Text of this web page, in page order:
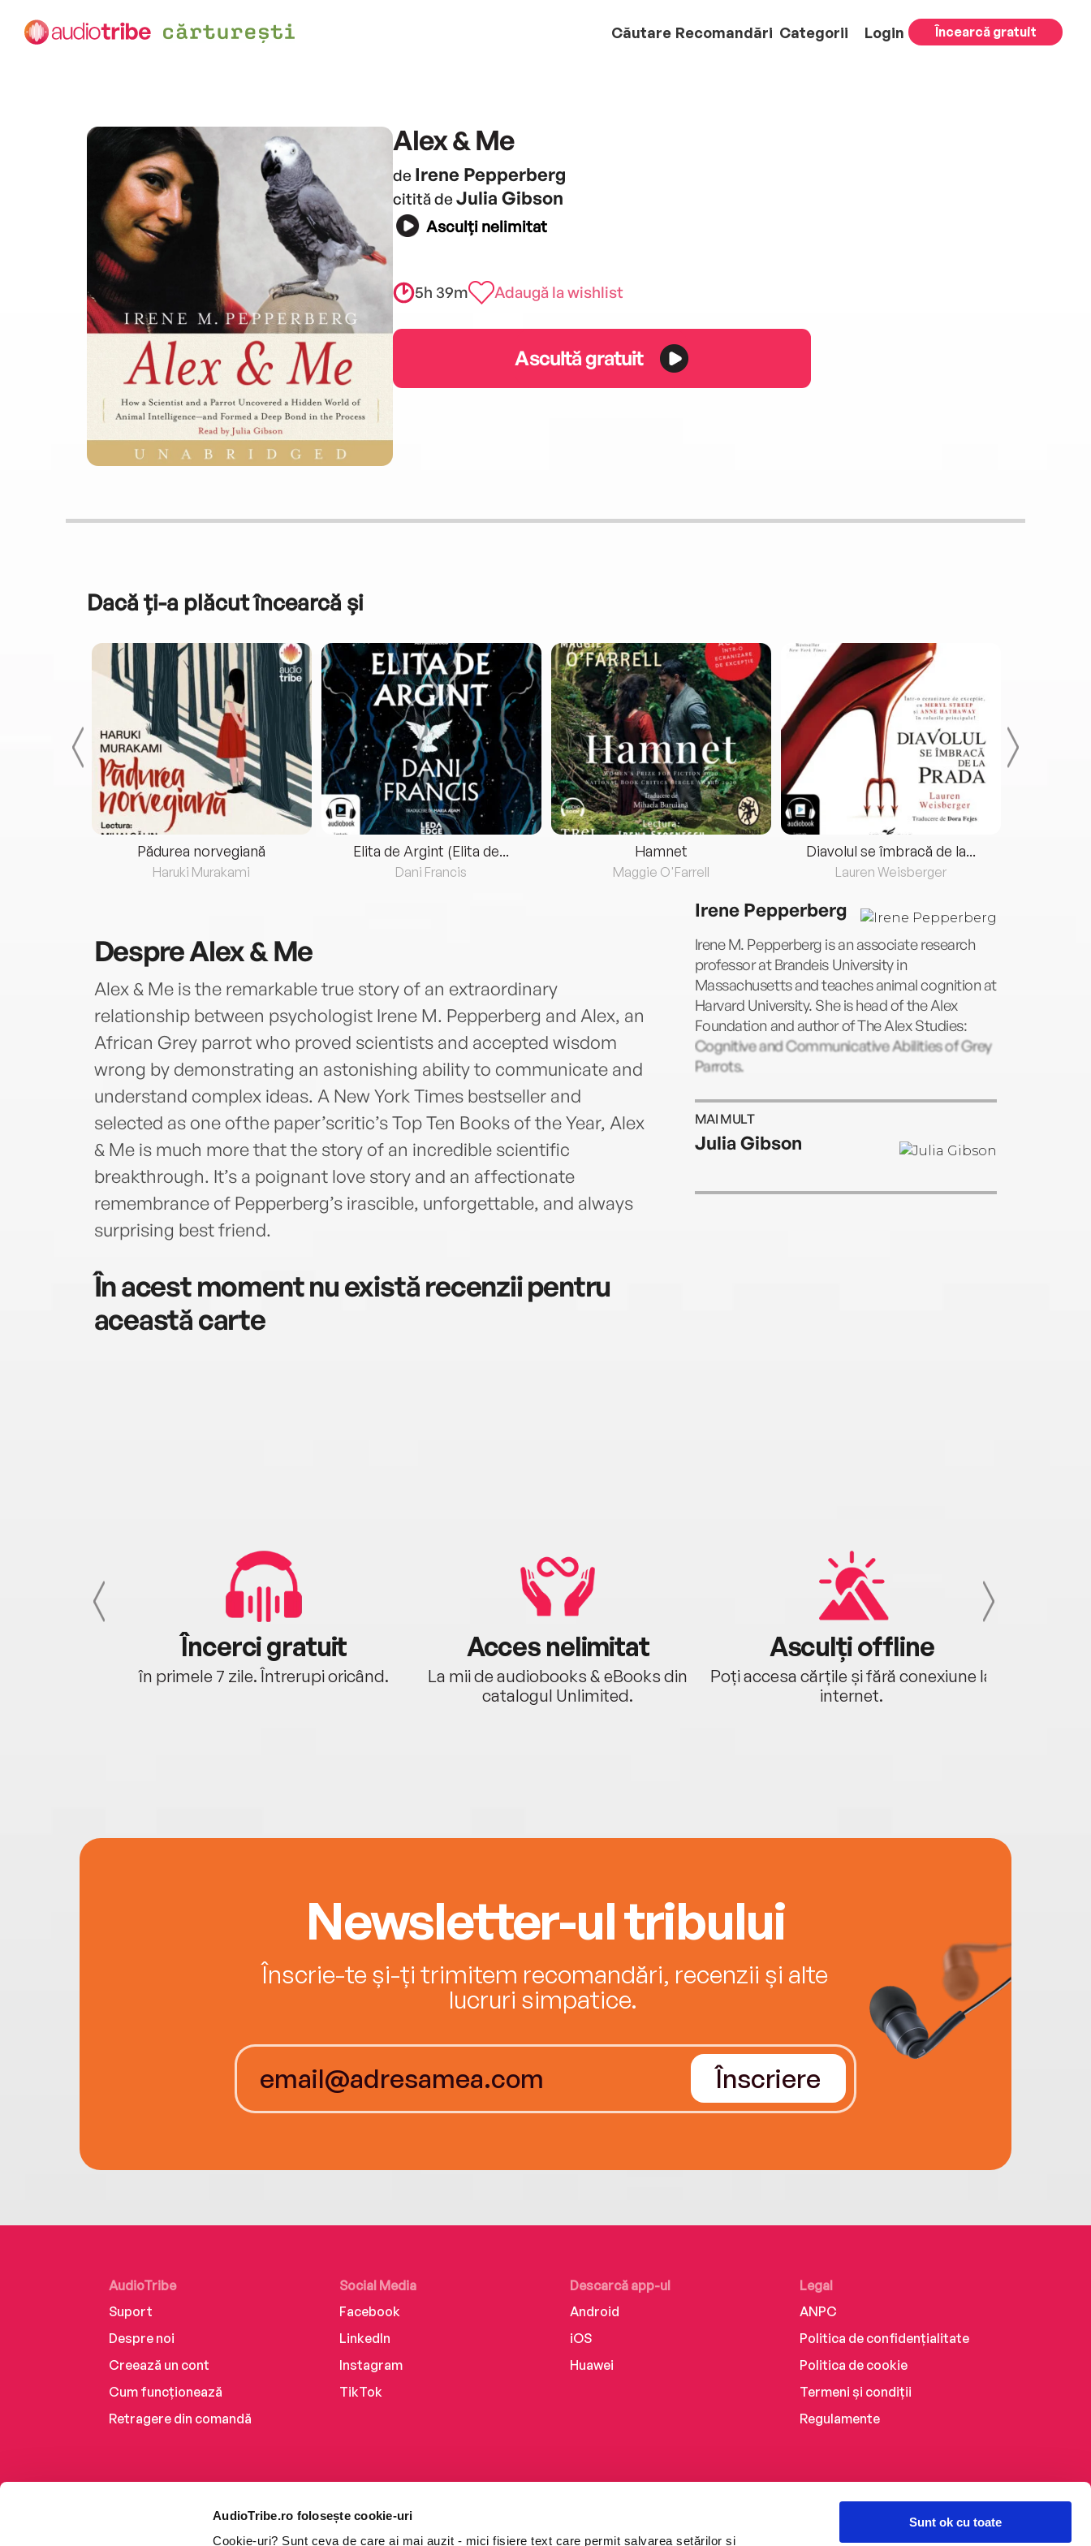
AudioTribe.ro folosește cookie-uri
Cookie-uri? Sunt ceva de care ai mai auzit - mici fișiere text care permit salvarea setărilor și
Sunt ok cu toate
Căutare Recomandări Categorii Login Încearcă gratuit
Alex & Me
de Irene Pepperberg
citită de Julia Gibson
Asculți nelimitat
5h 39m Adaugă la wishlist
Ascultă gratuit
Dacă ți-a plăcut încearcă și
Pădurea norvegiană
Haruki Murakami
Elita de Argint (Elita de...
Dani Francis
Hamnet
Maggie O'Farrell
Diavolul se îmbracă de la...
Lauren Weisberger
DespreAlex & Me
Alex & Me is the remarkable true story of an extraordinary
relationship between psychologist Irene M. Pepperberg and Alex, an
African Grey parrot who proved scientists and accepted wisdom
wrong by demonstrating an astonishing ability to communicate and
understand complex ideas. A New York Times bestseller and
selected as one ofthe paper’scritic’s Top Ten Books of the Year, Alex
& Me is much more that the story of an incredible scientific
breakthrough. It’s a poignant love story and an affectionate
remembrance of Pepperberg’s irascible, unforgettable, and always
surprising best friend.
În acest moment nu există recenzii pentru
această carte
Irene Pepperberg
Irene M. Pepperberg is an associate research
professor at Brandeis University in
Massachusetts and teaches animal cognition at
Harvard University. She is head of the Alex
Foundation and author of The Alex Studies:
Cognitive and Communicative Abilities of Grey
Parrots.
MAI MULT
Julia Gibson
Încerci gratuit
în primele 7 zile. Întrerupi oricând.
Acces nelimitat
La mii de audiobooks & eBooks din
catalogul Unlimited.
Asculți offline
Poți accesa cărțile și fără conexiune la
internet.
Newsletter-ul tribului
Înscrie-te și-ți trimitem recomandări, recenzii și alte
lucruri simpatice.
Înscriere
AudioTribe
Suport
Despre noi
Creează un cont
Cum funcționează
Retragere din comandă
Social Media
Facebook
LinkedIn
Instagram
TikTok
Descarcă app-ul
Android
iOS
Huawei
Legal
ANPC
Politica de confidențialitate
Politica de cookie
Termeni și condiții
Regulamente